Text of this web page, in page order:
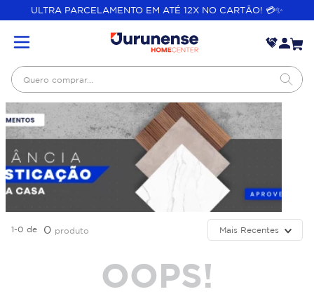
ULTRA PARCELAMENTO EM ATÉ 12X NO CARTÃO! 💳✨
Quero comprar...
1-0 de 0 produto Mais Recentes
OOPS!